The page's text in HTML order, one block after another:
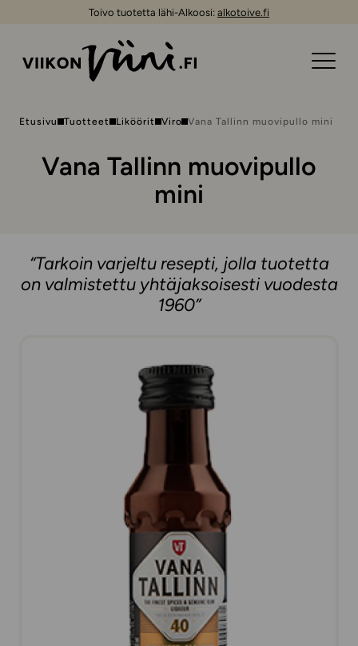
Toivo tuotetta lähi-Alkoosi: alkotoive.fi
Etusivu Tuotteet Liköörit Viro Vana Tallinn muovipullo mini
Vana Tallinn muovipullo
mini
“Tarkoin varjeltu resepti, jolla tuotetta
on valmistettu yhtäjaksoisesti vuodesta
1960”